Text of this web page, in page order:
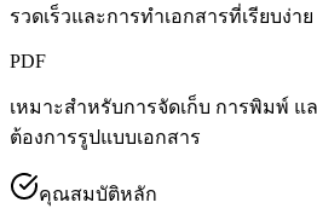
รวดเร็วและการทำเอกสารที่เรียบง่าย
PDF
เหมาะสำหรับการจัดเก็บ การพิมพ์
ต้องการรูปแบบเอกสาร
คุณสมบัติหลัก